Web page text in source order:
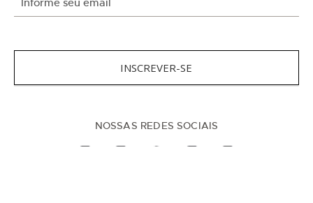
s
e
-
INSCREVER-SE
NOSSAS REDES SOCIAIS